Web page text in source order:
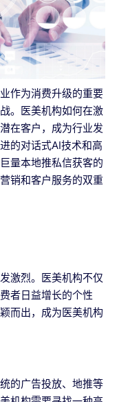
作为消费升级的重要
。医美机构如何在激
在客户，成为行业发
的对话式AI技术和高
量本地推私信获客的
销和客户服务的双重
激烈。医美机构不仅
者日益增长的个性
而出，成为医美机构
的广告投放、地推等